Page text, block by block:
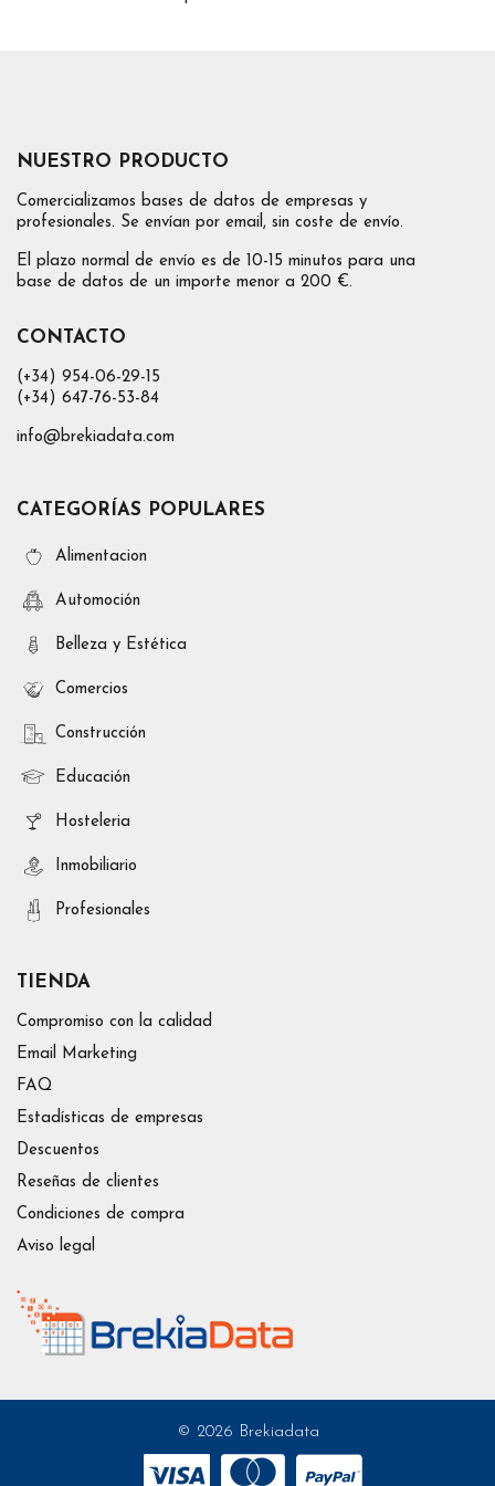
NUESTRO PRODUCTO
Comercializamos bases de datos de empresas y
profesionales. Se envían por email, sin coste de envío.
El plazo normal de envío es de 10-15 minutos para una
base de datos de un importe menor a 200 €.
CONTACTO
(+34) 954-06-29-15
(+34) 647-76-53-84
info@brekiadata.com
CATEGORÍAS POPULARES
Alimentacion
Automoción
Belleza y Estética
Comercios
Construcción
Educación
Hosteleria
Inmobiliario
Profesionales
TIENDA
Compromiso con la calidad
Email Marketing
FAQ
Estadísticas de empresas
Descuentos
Reseñas de clientes
Condiciones de compra
Aviso legal
© 2026 Brekiadata